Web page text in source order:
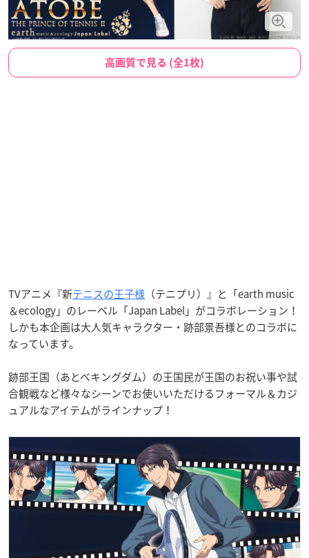
高画質で見る (全1枚)
TVアニメ『新テニスの王子様 （テニプリ）』と「earth music
＆ecology」のレーベル「Japan Label」がコラボレーション！
しかも本企画は大人気キャラクター・跡部景吾様とのコラボに
なっています。
跡部王国（あとべキングダム）の王国民が王国のお祝い事や試
合観戦など様々なシーンでお使いいただけるフォーマル＆カジ
ュアルなアイテムがラインナップ！